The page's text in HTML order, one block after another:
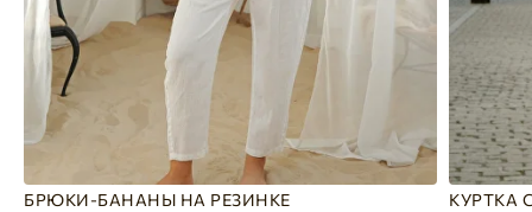
БРЮКИ-БАНАНЫ НА РЕЗИНКЕ
КУРТКА